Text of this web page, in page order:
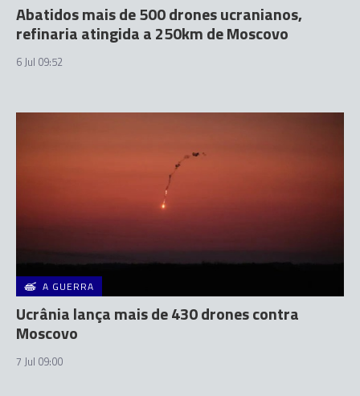
Abatidos mais de 500 drones ucranianos,
refinaria atingida a 250km de Moscovo
6 Jul 09:52
A GUERRA
Ucrânia lança mais de 430 drones contra
Moscovo
7 Jul 09:00